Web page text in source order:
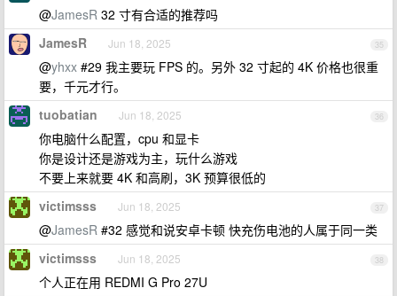
@JamesR 32 寸有合适的推荐吗
35
JamesR Jun 18, 2025
@yhxx #29 我主要玩 FPS 的。另外 32 寸起的 4K 价格也很重
要，千元才行。
36
tuobatian Jun 18, 2025
你电脑什么配置，cpu 和显卡
你是设计还是游戏为主，玩什么游戏
不要上来就要 4K 和高刷，3K 预算很低的
37
victimsss Jun 18, 2025
@JamesR #32 感觉和说安卓卡顿 快充伤电池的人属于同一类
38
victimsss Jun 18, 2025
个人正在用 REDMI G Pro 27U